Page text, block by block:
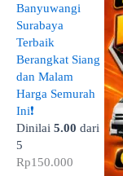
Banyuwangi
Surabaya
Terbaik
Berangkat Siang
dan Malam
Harga Semurah
Ini❗
Dinilai 5.00 dari
5
Rp150.000